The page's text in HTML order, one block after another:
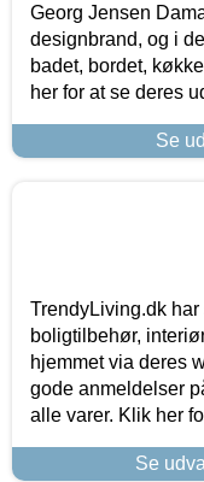
Georg Jensen
designbrand, og i
badet, bordet,
her for at se deres
Se
TrendyLiving.dk
boligtilbehør,
hjemmet via deres
gode anmeldelser
alle varer. Klik her
Se